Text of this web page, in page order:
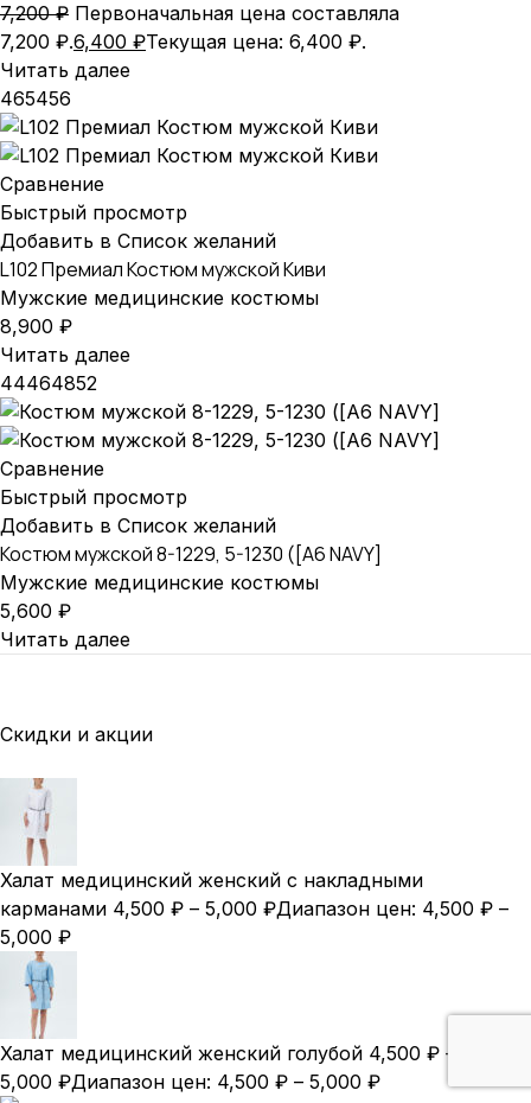
7,200₽ Первоначальная цена составляла
7,200 ₽.6,400 ₽Текущая цена: 6,400 ₽.
Читать далее
465456
Сравнение
Быстрый просмотр
Добавить в Список желаний
L102 Премиал Костюм мужской Киви
Мужские медицинские костюмы
8,900 ₽
Читать далее
44464852
Сравнение
Быстрый просмотр
Добавить в Список желаний
Костюм мужской 8-1229, 5-1230 ([A6 NAVY]
Мужские медицинские костюмы
5,600 ₽
Читать далее
Скидки и акции
Халат медицинский женский с накладными
карманами 4,500 ₽ – 5,000 ₽Диапазон цен: 4,500 ₽ –
5,000 ₽
Халат медицинский женский голубой 4,500 ₽ –
5,000 ₽Диапазон цен: 4,500 ₽ – 5,000 ₽